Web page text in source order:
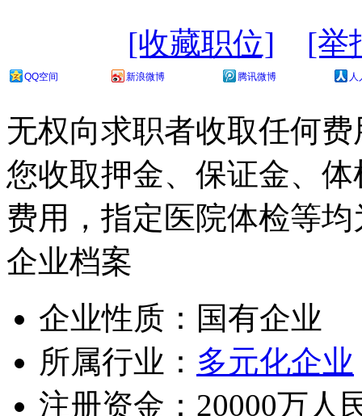
[收藏职位] [举
QQ空间 新浪微博 腾讯微博 人
无权向求职者收取任何
您收取押金、保证金、
费用，指定医院体检等
企业档案
企业性质：国有企业
所属行业： 多元化企业
注册资金：20000万人